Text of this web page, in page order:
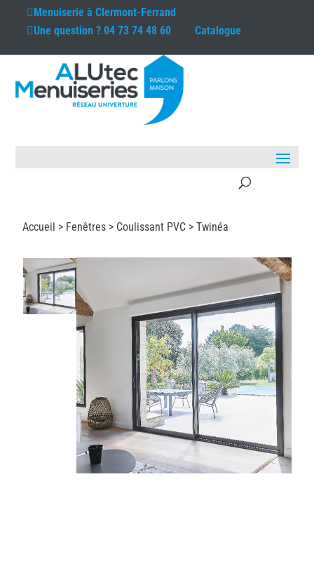
Menuiserie àClermont-Ferrand
Une question ?04 73 74 48 60 Catalogue
Accueil > Fenêtres > Coulissant PVC > Twinéa